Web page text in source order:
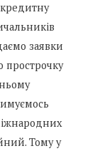
заявки
прострочку
Тому у